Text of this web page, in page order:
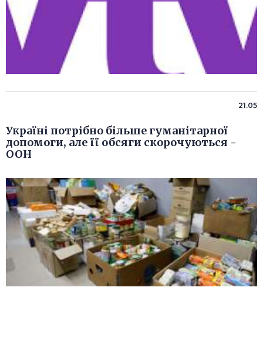
21.05
Україні потрібно більше гуманітарної
допомоги, але її обсяги скорочуються -
ООН